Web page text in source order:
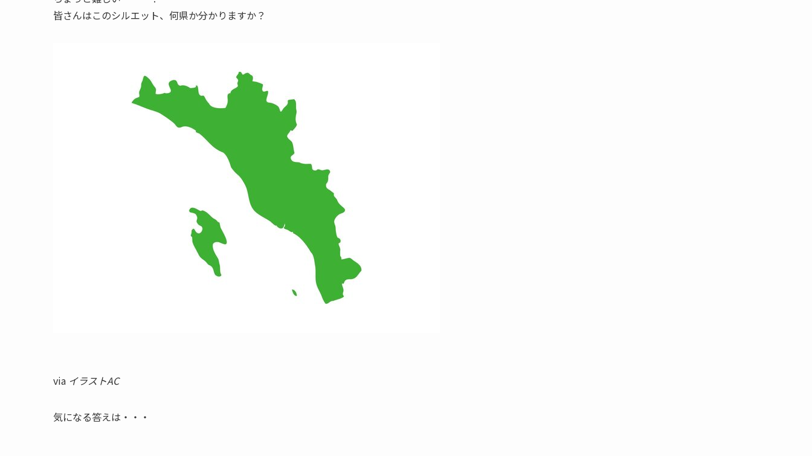
皆さんはこのシルエット、何県か分かりますか？
via イラストAC
気になる答えは・・・